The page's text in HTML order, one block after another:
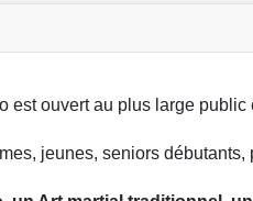
est ouvert au plus large public
jeunes, seniors